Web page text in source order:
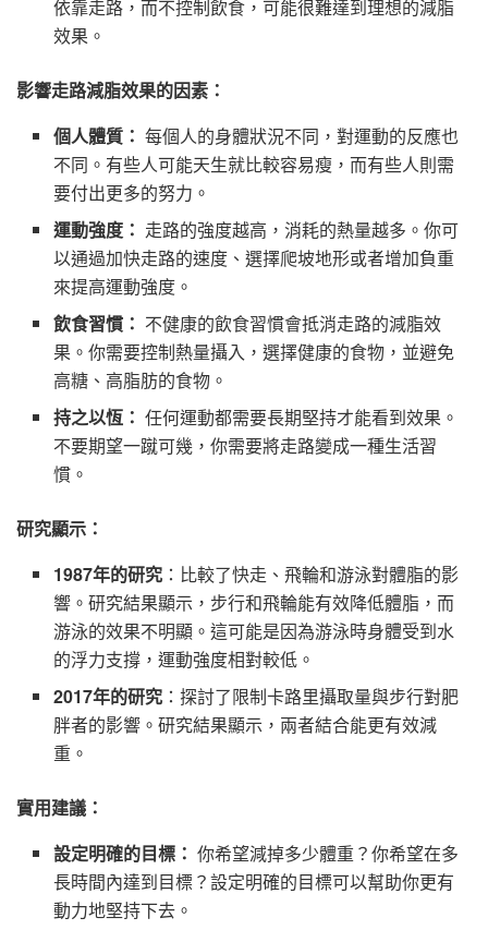
依靠走路，而不控制飲食，可能很難達到理想的減脂
效果。
影響走路減脂效果的因素：
個人體質： 每個人的身體狀況不同，對運動的反應也
不同。有些人可能天生就比較容易瘦，而有些人則需
要付出更多的努力。
運動強度： 走路的強度越高，消耗的熱量越多。你可
以通過加快走路的速度、選擇爬坡地形或者增加負重
來提高運動強度。
飲食習慣： 不健康的飲食習慣會抵消走路的減脂效
果。你需要控制熱量攝入，選擇健康的食物，並避免
高糖、高脂肪的食物。
持之以恆： 任何運動都需要長期堅持才能看到效果。
不要期望一蹴可幾，你需要將走路變成一種生活習
慣。
研究顯示：
1987年的研究 ：比較了快走、飛輪和游泳對體脂的影
響。研究結果顯示，步行和飛輪能有效降低體脂，而
游泳的效果不明顯。這可能是因為游泳時身體受到水
的浮力支撐，運動強度相對較低。
2017年的研究 ：探討了限制卡路里攝取量與步行對肥
胖者的影響。研究結果顯示，兩者結合能更有效減
重。
實用建議：
設定明確的目標： 你希望減掉多少體重？你希望在多
長時間內達到目標？設定明確的目標可以幫助你更有
動力地堅持下去。